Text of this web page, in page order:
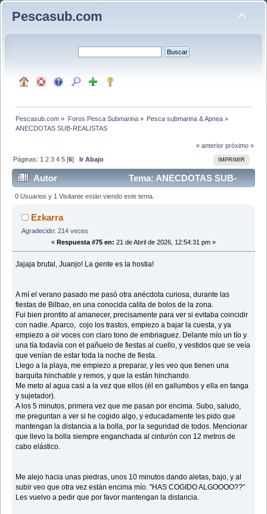
Pescasub.com
Pescasub.com » Foros Pesca Submarina» Pesca submarina & Apnea»
ANECDOTAS SUB-REALISTAS
« anterior próximo »
IMPRIMIR
Páginas: 1 2 3 4 5 [6]Ir Abajo
Autor
Tema: ANECDOTAS SUB-
REALISTAS (Leído 18128 veces)
0 Usuarios y 1 Visitante están viendo este tema.
Ezkarra
Agradecido: 214 veces
« Respuesta #75 en: 21 de Abril de 2026, 12:54:31 pm »
Jajaja brutal, Juanjo! La gente es la hostia!
A mí el verano pasado me pasó otra anécdota curiosa, durante las
fiestas de Bilbao, en una conocida calita de bolos de la zona.
Fui bien prontito al amanecer, precisamente para ver si evitaba coincidir
con nadie. Aparco, cojo los trastos, empiezo a bajar la cuesta, y ya
empiezo a oir voces con claro tono de embriaguez. Delante mío un tío y
una tía todavía con el pañuelo de fiestas al cuello, y vestidos que se veía
que venían de estar toda la noche de fiesta.
Llego a la playa, me empiezo a preparar, y les veo que tienen una
barquita hinchable y remos, y que la están hinchando.
Me meto al agua casi a la vez que ellos (él en gallumbos y ella en tanga
y sujetador).
A los 5 minutos, primera vez que me pasan por encima. Subo, saludo,
me preguntan a ver si he cogido algo, y educadamente les pido que
mantengan la distancia a la bolla, por la seguridad de todos. Mencionar
que llevo la bolla siempre enganchada al cinturón con 12 metros de
cabo elástico.
Me alejo hacia unas piedras, unos 10 minutos dando aletas, bajo, y al
subir veo que otra vez están encima mío. "HAS COGIDO ALGOOOO??"
Les vuelvo a pedir que por favor mantengan la distancia.